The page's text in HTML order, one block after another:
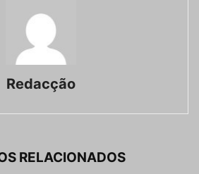
Redacção
RELACIONADOS